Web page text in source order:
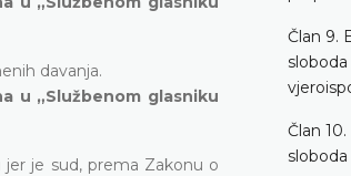
davanja.
u „Službenom glasniku
jer je sud, prema Zakonu o
Član 9.
sloboda
Član
sloboda